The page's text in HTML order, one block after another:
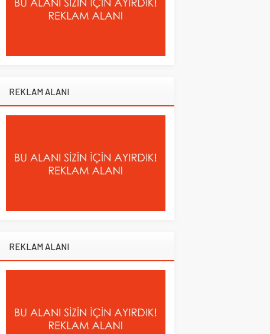
REKLAM ALANI
REKLAM ALANI